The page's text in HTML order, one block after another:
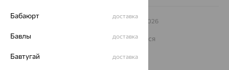
© ООО «Ювелирный дом «Кристалл»,
– 2026
На информационном ресурсе применяются
ОГРН 1044800168379
Бабаюрт доставка
Бавлы доставка
Бавтугай доставка